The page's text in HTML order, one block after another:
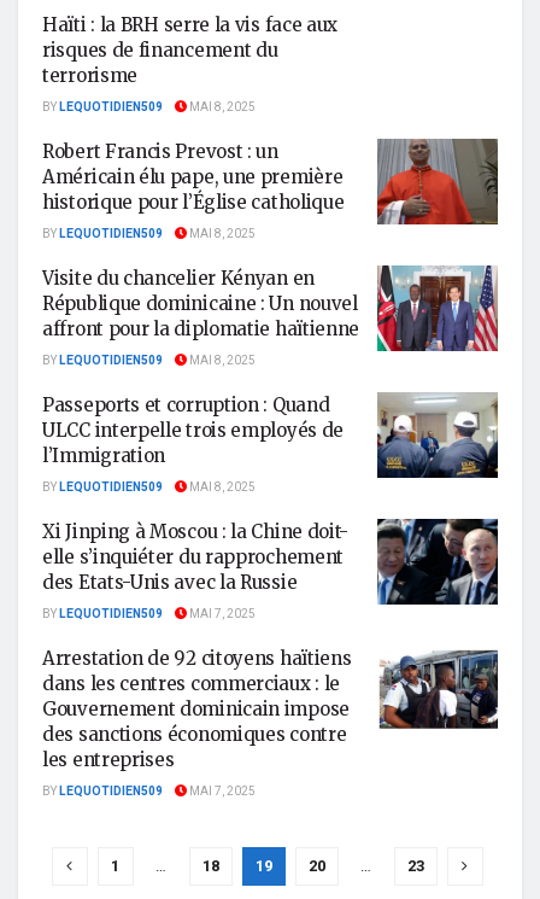
Haïti : la BRH serre la vis face aux
risques de financement du
terrorisme
BYLEQUOTIDIEN509 MAI 8, 2025
Robert Francis Prevost : un
Américain élu pape, une première
historique pour l’Église catholique
BYLEQUOTIDIEN509 MAI 8, 2025
Visite du chancelier Kényan en
République dominicaine : Un nouvel
affront pour la diplomatie haïtienne
BYLEQUOTIDIEN509 MAI 8, 2025
Passeports et corruption : Quand
ULCC interpelle trois employés de
l’Immigration
BYLEQUOTIDIEN509 MAI 8, 2025
Xi Jinping à Moscou : la Chine doit-
elle s’inquiéter du rapprochement
des Etats-Unis avec la Russie
BYLEQUOTIDIEN509 MAI 7, 2025
Arrestation de 92 citoyens haïtiens
dans les centres commerciaux : le
Gouvernement dominicain impose
des sanctions économiques contre
les entreprises
BYLEQUOTIDIEN509 MAI 7, 2025
1 … 18 19 20 … 23